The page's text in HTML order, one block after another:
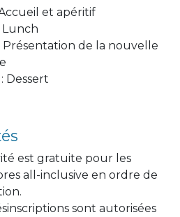
Accueil et apéritif
Lunch
Présentation de la nouvelle
Dessert
est gratuite pour les
all-inclusive en ordre de
sont autorisées